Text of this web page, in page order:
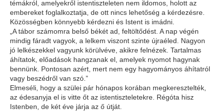
témákról, amelyekről istentiszteleten nem ildomos, holott az
embereket foglalkoztatja, de ott nincs lehetőség a kérdezésre.
Közösségben könnyebb kérdezni és Istent is imádni.
„A tábor számomra belső békét ad, feltöltődést. A nap végén
mindig fáradt vagyok, a lelkem viszont szinte újraéled. Nagyon
jó lelkészekkel vagyunk körülvéve, akikre felnézek. Tartalmas
áhítatok, előadások hangzanak el, amelyek nyomot hagynak
bennünk. Pontosan azért, mert nem egy hagyományos áhítatról
vagy beszédről van szó.”
Elmeséli, hogy a szülei pár hónapos korában megkeresztelték,
az édesanyja el is vitte őt az istentiszteletekre. Régóta hisz
Istenben, de két éve járja az ő útját.